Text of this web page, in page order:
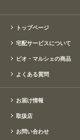
トップページ
宅配サービスについて
ビオ・マルシェの商品
よくある質問
お届け情報
取扱店
お問い合わせ